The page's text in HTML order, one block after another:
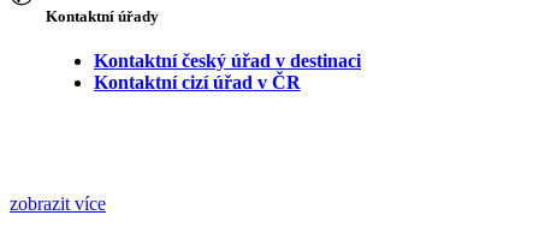
Kontaktní úřady
Kontaktní český úřad v destinaci
Kontaktní cizí úřad v ČR
zobrazit více